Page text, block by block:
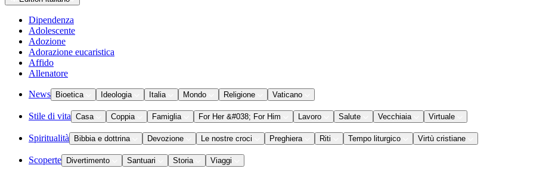
Dipendenza
Adolescente
Adozione
Adorazione eucaristica
Affido
Allenatore
News Bioetica Ideologia Italia Mondo Religione Vaticano
Stile di vita Casa Coppia Famiglia For Her &#038; For Him Lavoro Salute Vecchiaia Virtuale
Spiritualità Bibbia e dottrina Devozione Le nostre croci Preghiera Riti Tempo liturgico Virtù cristiane
Scoperte Divertimento Santuari Storia Viaggi